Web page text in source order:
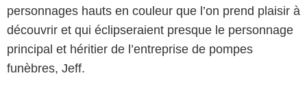
personnages hauts en couleur que l’on prend plaisir à
découvrir et qui éclipseraient presque le personnage
principal et héritier de l’entreprise de pompes
funèbres, Jeff.